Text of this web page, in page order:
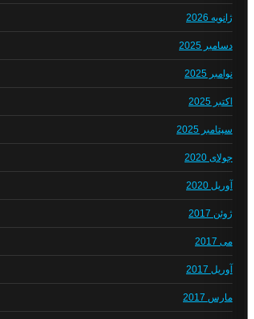
ژانویه 2026
دسامبر 2025
نوامبر 2025
اکتبر 2025
سپتامبر 2025
جولای 2020
آوریل 2020
ژوئن 2017
می 2017
آوریل 2017
مارس 2017